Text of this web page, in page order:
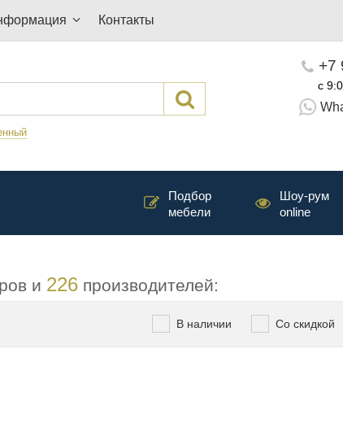
Контакты
+7
с
Шоу-рум
online
Подбор
мебели
и 226производителей:
Со скидкой
В наличии